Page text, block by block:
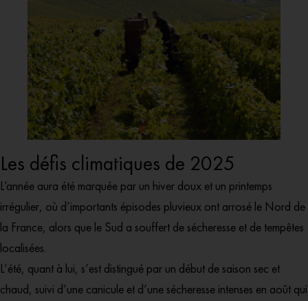
Les défis climatiques de 2025
L’année aura été marquée par un hiver doux et un printemps
irrégulier, où d’importants épisodes pluvieux ont arrosé le Nord de
la France, alors que le Sud a souffert de sécheresse et de tempêtes
localisées.
L’été, quant à lui, s’est distingué par un début de saison sec et
chaud, suivi d’une canicule et d’une sécheresse intenses en août qui